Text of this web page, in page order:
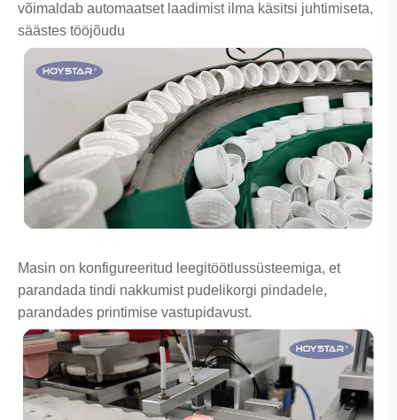
võimaldab automaatset laadimist ilma käsitsi juhtimiseta,
säästes tööjõudu
Masin on konfigureeritud leegitöötlussüsteemiga, et
parandada tindi nakkumist pudelikorgi pindadele,
parandades printimise vastupidavust.